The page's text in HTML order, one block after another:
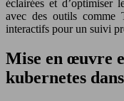
éclairées et d’optimiser
avec des outils comme
interactifs pour un suivi
Mise en œuvre
kubernetes